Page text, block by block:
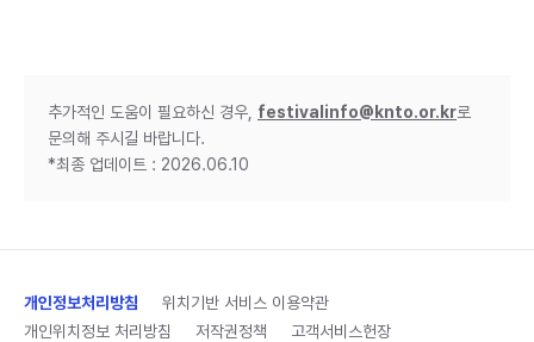
추가적인 도움이 필요하신 경우, festivalinfo@knto.or.kr로
문의해 주시길 바랍니다.
*최종 업데이트 : 2026.06.10
개인정보처리방침
위치기반 서비스 이용약관
개인위치정보 처리방침
저작권정책 고객서비스헌장